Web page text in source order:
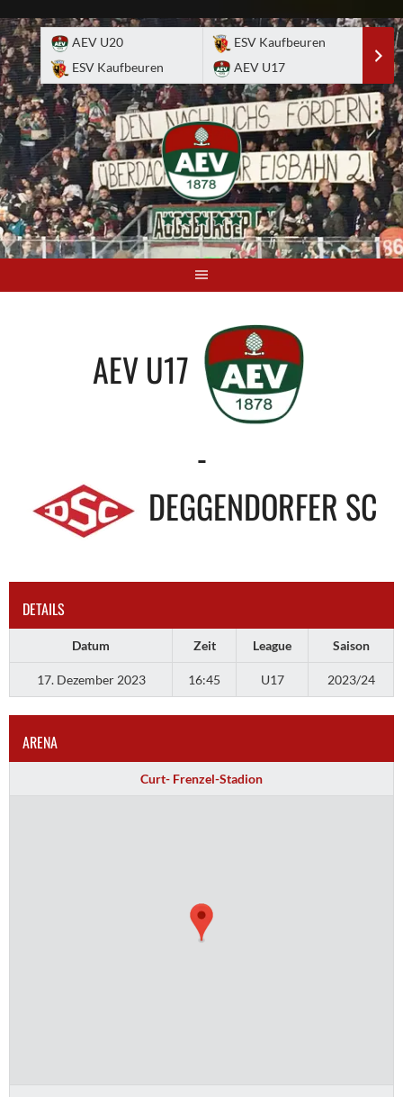
to
content
AEV U20
ESV Kaufbeuren
ESV Kaufbeuren
AEV U17
AEV U17
-
DEGGENDORFER SC
DETAILS
Datum Zeit League Saison
17. Dezember 2023 16:45 U17 2023/24
ARENA
Curt- Frenzel-Stadion